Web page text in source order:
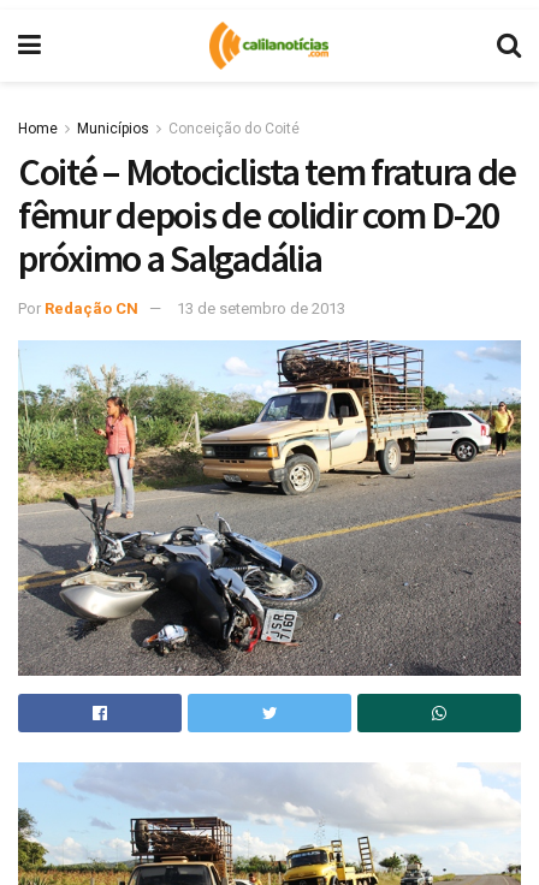
Home Municípios Conceição do Coité
Coité – Motociclista tem fratura de
fêmur depois de colidir com D-20
próximo a Salgadália
Por Redação CN 13 de setembro de 2013